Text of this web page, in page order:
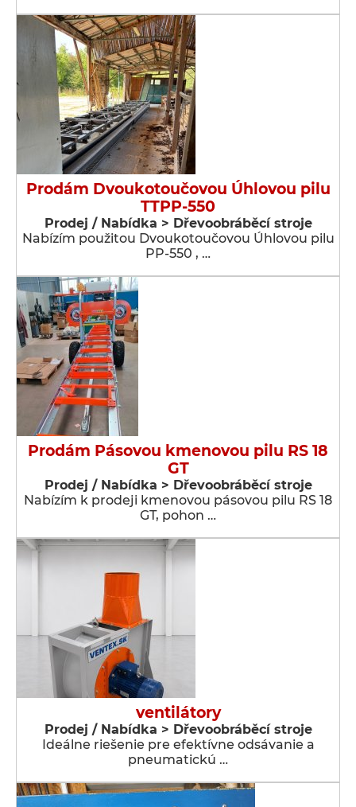
Prodám Dvoukotoučovou Úhlovou pilu
TTPP-550
Prodej / Nabídka > Dřevoobráběcí stroje
Nabízím použitou Dvoukotoučovou Úhlovou pilu
PP-550 , …
Prodám Pásovou kmenovou pilu RS 18
GT
Prodej / Nabídka > Dřevoobráběcí stroje
Nabízím k prodeji kmenovou pásovou pilu RS 18
GT, pohon …
ventilátory
Prodej / Nabídka > Dřevoobráběcí stroje
Ideálne riešenie pre efektívne odsávanie a
pneumatickú …